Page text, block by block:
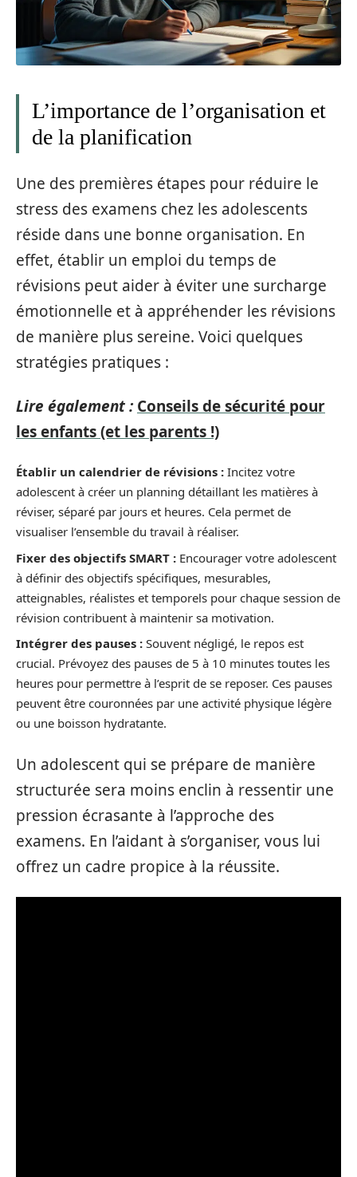
L’importance de l’organisation et
de la planification
Une des premières étapes pour réduire le
stress des examens chez les adolescents
réside dans une bonne organisation. En
effet, établir un emploi du temps de
révisions peut aider à éviter une surcharge
émotionnelle et à appréhender les révisions
de manière plus sereine. Voici quelques
stratégies pratiques :
Lire également : Conseils de sécurité pour
les enfants (et les parents !)
Établir un calendrier de révisions : Incitez votre
adolescent à créer un planning détaillant les matières à
réviser, séparé par jours et heures. Cela permet de
visualiser l’ensemble du travail à réaliser.
Fixer des objectifs SMART : Encourager votre adolescent
à définir des objectifs spécifiques, mesurables,
atteignables, réalistes et temporels pour chaque session de
révision contribuent à maintenir sa motivation.
Intégrer des pauses : Souvent négligé, le repos est
crucial. Prévoyez des pauses de 5 à 10 minutes toutes les
heures pour permettre à l’esprit de se reposer. Ces pauses
peuvent être couronnées par une activité physique légère
ou une boisson hydratante.
Un adolescent qui se prépare de manière
structurée sera moins enclin à ressentir une
pression écrasante à l’approche des
examens. En l’aidant à s’organiser, vous lui
offrez un cadre propice à la réussite.